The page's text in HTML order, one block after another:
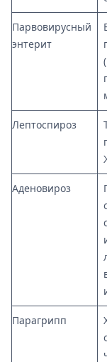
Парвовирусный
энтерит
Лептоспироз
Аденовироз
Парагрипп